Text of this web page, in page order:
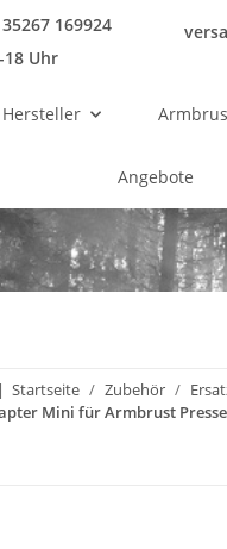
169924
18 Uhr
Angebote
Startseite Zubehör
Mini für Armbrust